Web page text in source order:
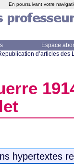
Espace
d’articles des
hypertextes
En poursuivant votre